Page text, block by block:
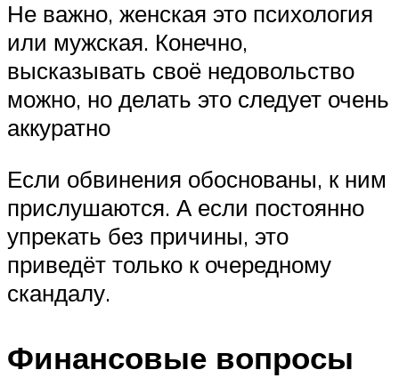
Не важно, женская это психология
или мужская. Конечно,
высказывать своё недовольство
можно, но делать это следует очень
аккуратно
Если обвинения обоснованы, к ним
прислушаются. А если постоянно
упрекать без причины, это
приведёт только к очередному
скандалу.
Финансовые вопросы